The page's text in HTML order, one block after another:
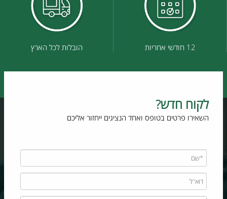
12 חודשי אחריות הובלות לכל הארץ
לקוח חדש?
השאירו פרטים בטופס ואחד הנציגים ייחזור אליכם